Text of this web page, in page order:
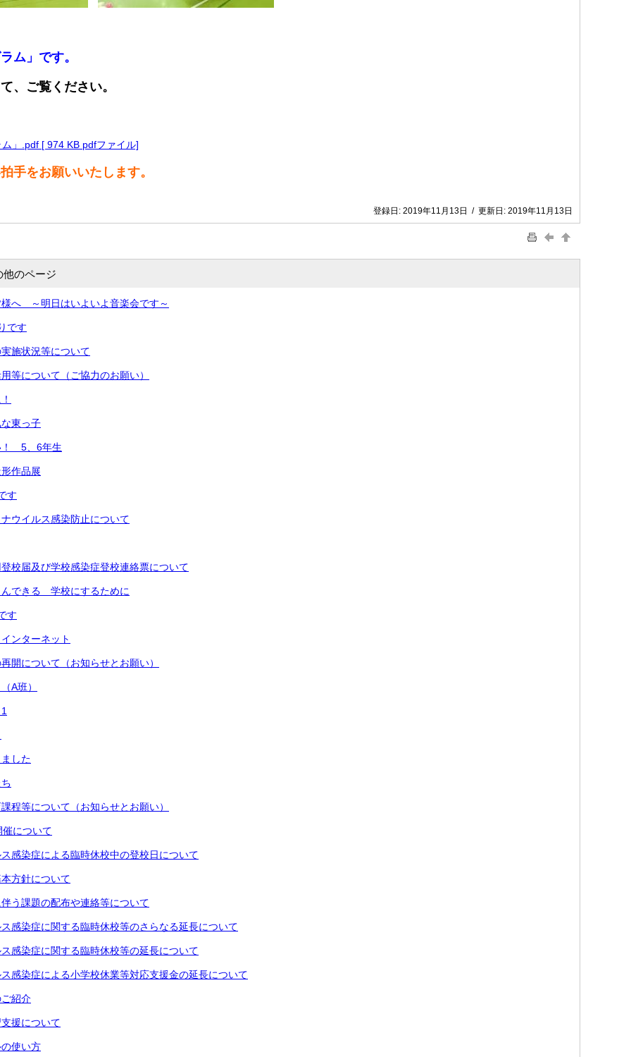
ム」です。
、 ご覧ください。
」.pdf [ 974 KB pdfファイル]
手をお願いいたします。
登録日: 2019年11月13日 / 更新日: 2019年11月13日
他のページ
へ ～明日はいよいよ音楽会です～
です
施状況等について
等について（ご協力のお願い）
東っ子
！ 5、6年生
作品展
す
ウイルス感染防止について
校届及び学校感染症登校連絡票について
できる 学校にするために
す
ンターネット
開について（お知らせとお願い）
A班）
した
程等について（お知らせとお願い）
について
感染症による臨時休校中の登校日について
方針について
う課題の配布や連絡等について
感染症に関する臨時休校等のさらなる延長について
感染症に関する臨時休校等の延長について
感染症による小学校休業等対応支援金の延長について
紹介
援について
使い方